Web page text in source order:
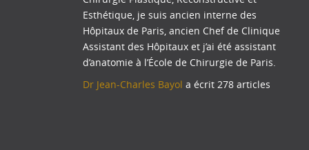
Esthétique, je suis ancien interne des
Hôpitaux de Paris, ancien Chef de Clinique
Assistant des Hôpitaux et j’ai été assistant
d’anatomie à l’École de Chirurgie de Paris.
Dr Jean-Charles Bayol a écrit 278 articles